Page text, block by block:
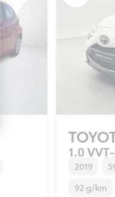
1.0
2019
92 g/km